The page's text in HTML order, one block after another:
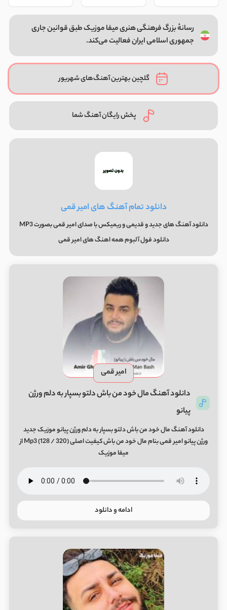
رسانهٔ بزرگ فرهنگی هنری میفا موزیک طبق قوانین جاری
جمهوری اسلامی ایران فعالیت می‌کند.
گلچین بهترین آهنگ‌های شهریور
پخش رایگان آهنگ شما
دانلود تمام آهنگ های امیر قمی
دانلود آهنگ های جدید و قدیمی و ریمیکس با صدای امیر قمی بصورت MP3
دانلود فول آلبوم همه اهنگ های امیر قمی
امیر قمی
دانلود آهنگ مال خود من باش دلتو بسپار به دلم ورژن
پیانو
دانلود آهنگ مال خود من باش دلتو بسپار به دلم ورژن پیانو موزیک جدید
ورژن پیانو امیر قمی بنام مال خود من باش کیفیت اصلی (320 / 128) Mp3 از
میفا موزیک
ادامه و دانلود